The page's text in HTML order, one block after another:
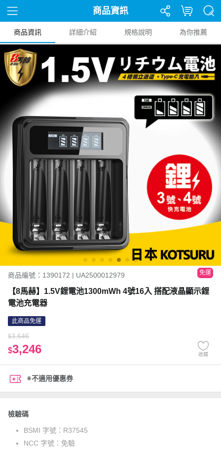
商品資訊
商品資訊 詳細介紹 規格說明 為你推薦
商品編號：1390172 | UA2500012979 免運
【8馬赫】1.5V鋰電池1300mWh 4號16入 搭配液晶顯示鋰
電池充電器
此商品免運
$3,646
$3,246 收藏
※不適用優惠券
檢驗碼
BSMI 字號： R37545
NCC 字號： 免驗